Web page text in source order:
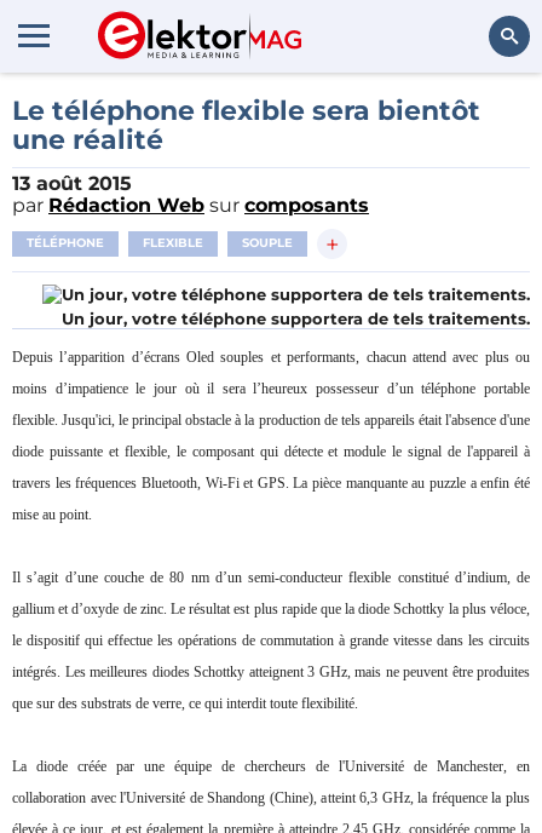
Rechercher
Le téléphone flexible sera bientôt
une réalité
13 août 2015
par Rédaction Web sur composants
TÉLÉPHONE FLEXIBLE SOUPLE +
Un jour, votre téléphone supportera de tels traitements.
Depuis l’apparition d’écrans Oled souples et performants, chacun attend avec plus ou
moins d’impatience le jour où il sera l’heureux possesseur d’un téléphone portable
flexible. Jusqu'ici, le principal obstacle à la production de tels appareils était l'absence d'une
diode puissante et flexible, le composant qui détecte et module le signal de l'appareil à
travers les fréquences Bluetooth, Wi-Fi et GPS. La pièce manquante au puzzle a enfin été
mise au point.
Il s’agit d’une couche de 80 nm d’un semi-conducteur flexible constitué d’indium, de
gallium et d’oxyde de zinc. Le résultat est plus rapide que la diode Schottky la plus véloce,
le dispositif qui effectue les opérations de commutation à grande vitesse dans les circuits
intégrés. Les meilleures diodes Schottky atteignent 3 GHz, mais ne peuvent être produites
que sur des substrats de verre, ce qui interdit toute flexibilité.
La diode créée par une équipe de chercheurs de l'Université de Manchester, en
collaboration avec l'Université de Shandong (Chine), atteint 6,3 GHz, la fréquence la plus
élevée à ce jour, et est également la première à atteindre 2,45 GHz, considérée comme la